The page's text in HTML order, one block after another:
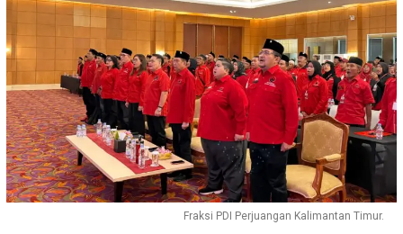
Fraksi PDI Perjuangan Kalimantan Timur.